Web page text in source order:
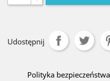
Udostępnij
Polityka bezpieczeństwa